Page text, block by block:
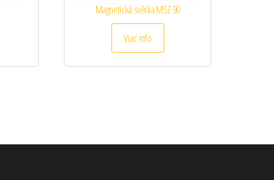
Magnetická svěrka MSZ 90
Viac info